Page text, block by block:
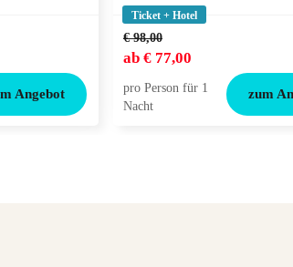
Angebot
Ticket + Hotel
€ 98,00
ab € 77,00
pro Person für 1
Nacht
zum